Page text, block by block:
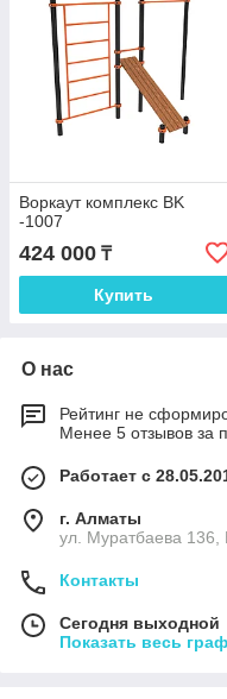
Воркаут комплекс BK
-1007
424 000 ₸
Купить
О нас
Рейтинг не
Менее 5 отзывов за
Работает с
г. Алматы
ул. Муратбаева
Контакты
Сегодня выходной
Показать весь